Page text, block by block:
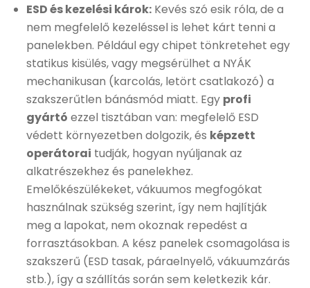
ESD és kezelési károk: Kevés szó esik róla, de a
nem megfelelő kezeléssel is lehet kárt tenni a
panelekben. Például egy chipet tönkretehet egy
statikus kisülés, vagy megsérülhet a NYÁK
mechanikusan (karcolás, letört csatlakozó) a
szakszerűtlen bánásmód miatt. Egy profi
gyártó ezzel tisztában van: megfelelő ESD
védett környezetben dolgozik, és képzett
operátorai tudják, hogyan nyúljanak az
alkatrészekhez és panelekhez.
Emelőkészülékeket, vákuumos megfogókat
használnak szükség szerint, így nem hajlítják
meg a lapokat, nem okoznak repedést a
forrasztásokban. A kész panelek csomagolása is
szakszerű (ESD tasak, páraelnyelő, vákuumzárás
stb.), így a szállítás során sem keletkezik kár.